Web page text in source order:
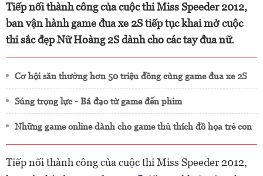
Tiếp nối thành công của cuộc thi Miss Speeder 2012,
ban vận hành game đua xe 2S tiếp tục khai mở cuộc
thi sắc đẹp Nữ Hoàng 2S dành cho các tay đua nữ.
Cơ hội săn thưởng hơn 50 triệu đồng cùng game đua xe 2S
Súng trọng lực - Bá đạo từ game đến phim
Những game online dành cho game thủ thích đồ họa trẻ con
Tiếp nối thành công của cuộc thi Miss Speeder 2012,